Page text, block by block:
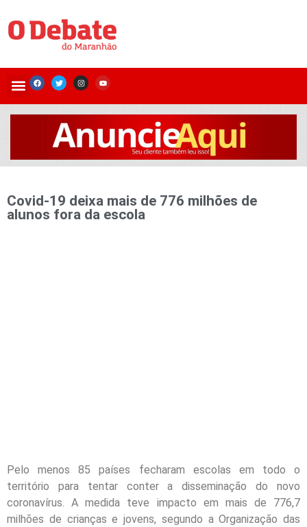
Covid-19 deixa mais de 776 milhões de
alunos fora da escola
Pelo menos 85 países fecharam escolas em todo o
território para tentar conter a disseminação do novo
coronavírus. A medida teve impacto em mais de 776,7
milhões de crianças e jovens, segundo a Organização das